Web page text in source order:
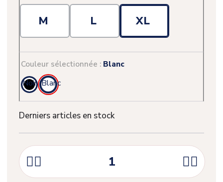
(1 avis)
M L XL
Couleur sélectionnée : Blanc
Noir Blanc
Derniers articles en stock
 